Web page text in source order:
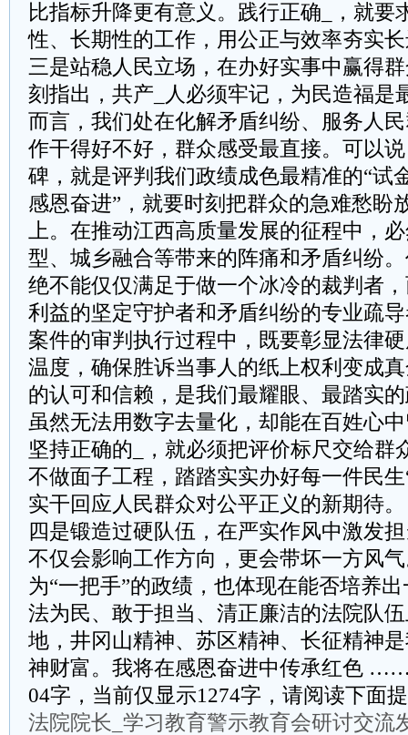
比指标升降更有意义。践行正确_，就要
性、长期性的工作，用公正与效率夯实
三是站稳人民立场，在办好实事中赢得
刻指出，共产_人必须牢记，为民造福是
而言，我们处在化解矛盾纠纷、服务人
作干得好不好，群众感受最直接。可以
碑，就是评判我们政绩成色最精准的“试
感恩奋进”，就要时刻把群众的急难愁盼
上。在推动江西高质量发展的征程中，
型、城乡融合等带来的阵痛和矛盾纠纷
绝不能仅仅满足于做一个冰冷的裁判者
利益的坚定守护者和矛盾纠纷的专业疏
案件的审判执行过程中，既要彰显法律
温度，确保胜诉当事人的纸上权利变成
的认可和信赖，是我们最耀眼、最踏实
虽然无法用数字去量化，却能在百姓心
坚持正确的_，就必须把评价标尺交给群
不做面子工程，踏踏实实办好每一件民
实干回应人民群众对公平正义的新期待。
四是锻造过硬队伍，在严实作风中激发
不仅会影响工作方向，更会带坏一方风
为“一把手”的政绩，也体现在能否培养
法为民、敢于担当、清正廉洁的法院队
地，井冈山精神、苏区精神、长征精神
神财富。我将在感恩奋进中传承红色
04字，当前仅显示1274字，请阅读下面
法院院长_学习教育警示教育会研讨交流